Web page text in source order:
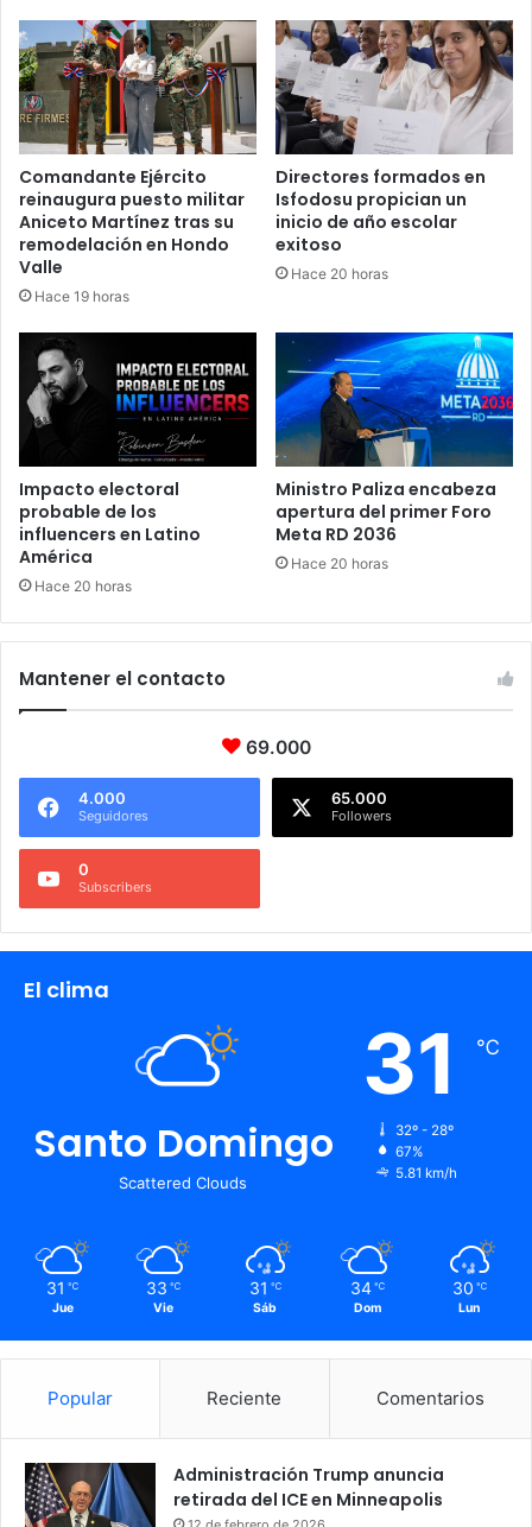
Comandante Ejército
reinaugura puesto militar
Aniceto Martínez tras su
remodelación en Hondo
Valle
Hace 19 horas
Directores formados en
Isfodosu propician un
inicio de año escolar
exitoso
Hace 20 horas
Impacto electoral
probable de los
influencers en Latino
América
Hace 20 horas
Ministro Paliza encabeza
apertura del primer Foro
Meta RD 2036
Hace 20 horas
Mantener el contacto
69.000
4.000
Seguidores
65.000
Followers
0
Subscribers
El clima
Santo Domingo
Scattered Clouds
31 ℃
32º - 28º
67%
5.81 km/h
31 ℃
Jue
33 ℃
Vie
31 ℃
Sáb
34 ℃
Dom
30 ℃
Lun
Popular Reciente Comentarios
Administración Trump anuncia
retirada del ICE en Minneapolis